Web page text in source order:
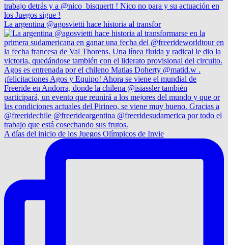
La argentina @agosvietti hace historia al transfor
A días del inicio de los Juegos Olímpicos de Invie